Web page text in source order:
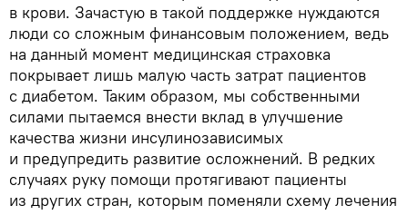
в крови. Зачастую в такой поддержке нуждаются
люди со сложным финансовым положением, ведь
на данный момент медицинская страховка
покрывает лишь малую часть затрат пациентов
с диабетом. Таким образом, мы собственными
силами пытаемся внести вклад в улучшение
качества жизни инсулинозависимых
и предупредить развитие осложнений. В редких
случаях руку помощи протягивают пациенты
из других стран, которым поменяли схему лечения